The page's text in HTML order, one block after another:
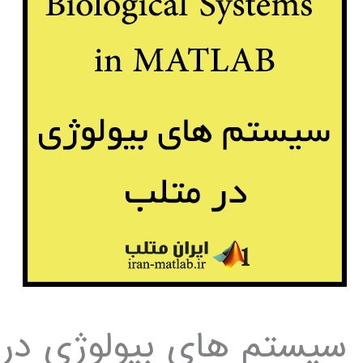
سیستم های بیولوژی